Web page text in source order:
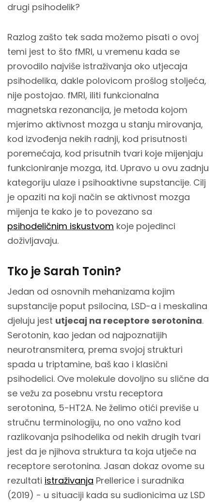
drugi psihodelik?
Razlog zašto tek sada možemo pisati o ovoj
temi jest to što fMRI, u vremenu kada se
provodilo najviše istraživanja oko utjecaja
psihodelika, dakle polovicom prošlog stoljeća,
nije postojao. fMRI, iliti funkcionalna
magnetska rezonancija, je metoda kojom
mjerimo aktivnost mozga u stanju mirovanja,
kod izvođenja nekih radnji, kod prisutnosti
poremećaja, kod prisutnih tvari koje mijenjaju
funkcioniranje mozga, itd. Upravo u ovu zadnju
kategoriju ulaze i psihoaktivne supstancije. Cilj
je opaziti na koji način se aktivnost mozga
mijenja te kako je to povezano sa
psihodeličnim iskustvom koje pojedinci
doživljavaju.
Tko je Sarah Tonin?
Jedan od osnovnih mehanizama kojim
supstancije poput psilocina, LSD-a i meskalina
djeluju jest utjecaj na receptore serotonina.
Serotonin, kao jedan od najpoznatijih
neurotransmitera, prema svojoj strukturi
spada u triptamine, baš kao i klasični
psihodelici. Ove molekule dovoljno su slične da
se vežu za posebnu vrstu receptora
serotonina, 5-HT2A. Ne želimo otići previše u
stručnu terminologiju, no ono važno kod
razlikovanja psihodelika od nekih drugih tvari
jest da je njihova struktura ta koja utječe na
receptore serotonina. Jasan dokaz ovome su
rezultati istraživanja Prellerice i suradnika
(2019) - u situaciji kada su sudionicima uz LSD